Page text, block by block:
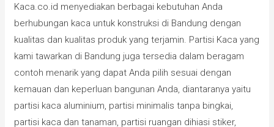
Kaca.co.id menyediakan berbagai kebutuhan Anda
berhubungan kaca untuk konstruksi di Bandung dengan
kualitas dan kualitas produk yang terjamin. Partisi Kaca yang
kami tawarkan di Bandung juga tersedia dalam beragam
contoh menarik yang dapat Anda pilih sesuai dengan
kemauan dan keperluan bangunan Anda, diantaranya yaitu
partisi kaca aluminium, partisi minimalis tanpa bingkai,
partisi kaca dan tanaman, partisi ruangan dihiasi stiker,